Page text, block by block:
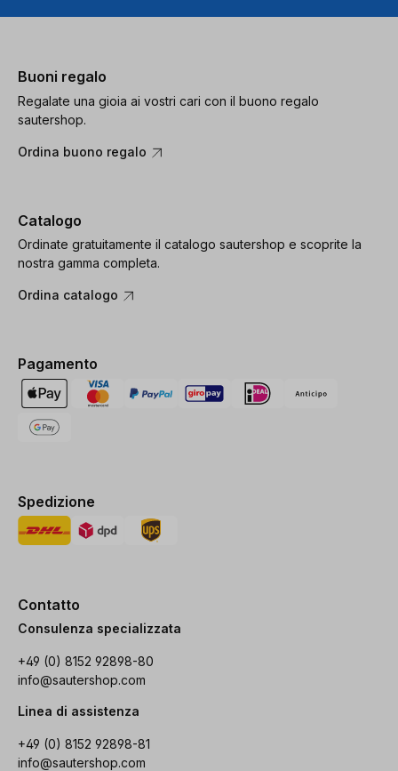
Buoni regalo
Regalate una gioia ai vostri cari con il buono regalo
sautershop.
Ordina buono regalo
Catalogo
Ordinate gratuitamente il catalogo sautershop e scoprite la
nostra gamma completa.
Ordina catalogo
Pagamento
Spedizione
Contatto
Consulenza specializzata
+49 (0) 8152 92898-80
info@sautershop.com
Linea di assistenza
+49 (0) 8152 92898-81
info@sautershop.com